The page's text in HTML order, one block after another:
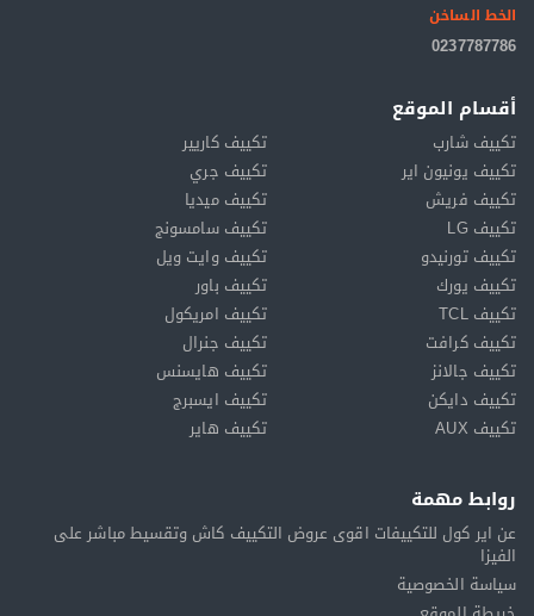
الخط الساخن
0237787786
أقسام الموقع
تكييف شارب
تكييف كاريير
تكييف يونيون اير
تكييف جري
تكييف فريش
تكييف ميديا
تكييف LG
تكييف سامسونج
تكييف تورنيدو
تكييف وايت ويل
تكييف يورك
تكييف باور
تكييف TCL
تكييف امريكول
تكييف كرافت
تكييف جنرال
تكييف جالانز
تكييف هايسنس
تكييف دايكن
تكييف ايسبرج
تكييف AUX
تكييف هاير
روابط مهمة
عن اير كول للتكييفات اقوى عروض التكييف كاش وتقسيط مباشر على
الفيزا
سياسة الخصوصية